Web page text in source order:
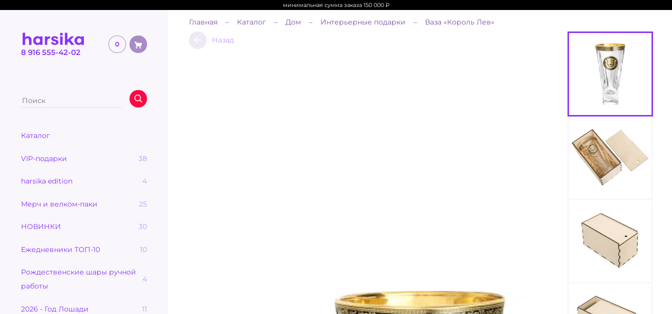
минимальная сумма заказа 150 000₽
8 916 555-42-02
0
Каталог
VIP-подарки 38
harsika edition 4
Мерч и велком-паки 25
НОВИНКИ 30
Ежедневники ТОП-10 10
Рождественские шары ручной
работы
4
2026 - Год Лошади 11
Главная Каталог Дом Интерьерные подарки Ваза «Король Лев»
Назад